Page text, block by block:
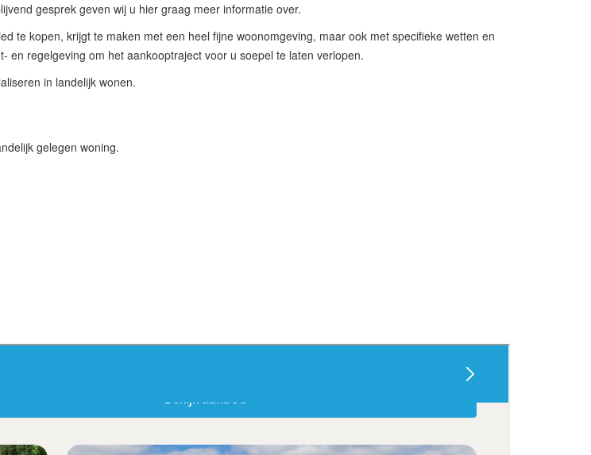
gesprek geven wij u hier graag meer informatie over.
te kopen, krijgt te maken met een heel fijne woonomgeving, maar ook met specifieke wetten en
regelgeving om het aankooptraject voor u soepel te laten verlopen.
in landelijk wonen.
gelegen woning.